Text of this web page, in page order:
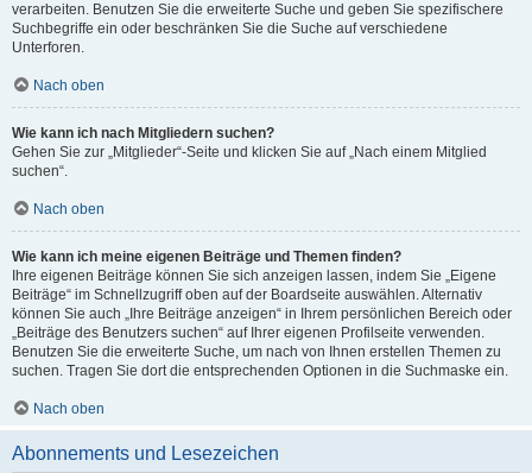
verarbeiten. Benutzen Sie die erweiterte Suche und geben Sie spezifischere
Suchbegriffe ein oder beschränken Sie die Suche auf verschiedene
Unterforen.
Nach oben
Wie kann ich nach Mitgliedern suchen?
Gehen Sie zur „Mitglieder“-Seite und klicken Sie auf „Nach einem Mitglied
suchen“.
Nach oben
Wie kann ich meine eigenen Beiträge und Themen finden?
Ihre eigenen Beiträge können Sie sich anzeigen lassen, indem Sie „Eigene
Beiträge“ im Schnellzugriff oben auf der Boardseite auswählen. Alternativ
können Sie auch „Ihre Beiträge anzeigen“ in Ihrem persönlichen Bereich oder
„Beiträge des Benutzers suchen“ auf Ihrer eigenen Profilseite verwenden.
Benutzen Sie die erweiterte Suche, um nach von Ihnen erstellen Themen zu
suchen. Tragen Sie dort die entsprechenden Optionen in die Suchmaske ein.
Nach oben
Abonnements und Lesezeichen